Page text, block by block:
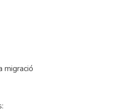
migració